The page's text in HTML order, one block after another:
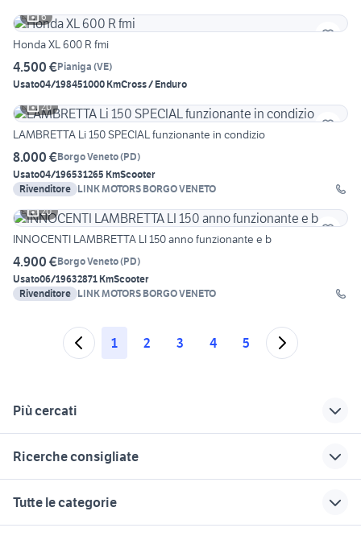
6
Honda XL 600 R fmi
4.500 €Pianiga (VE)
Usato04/198451000 KmCross / Enduro
20
LAMBRETTA Li 150 SPECIAL funzionante in condizio
8.000 €Borgo Veneto(PD)
Usato04/196531265 KmScooter
Rivenditore LINK MOTORS BORGO VENETO
20
INNOCENTI LAMBRETTA LI 150 anno funzionante e b
4.900 €Borgo Veneto(PD)
Usato06/19632871 KmScooter
Rivenditore LINK MOTORS BORGO VENETO
1 2 3 4 5
Più cercati
ajp epoca
benelli epoca
cfmoto epoca
ducati multistrada
Ricerche consigliate
honda xl 500 moto
Tutte le categorie